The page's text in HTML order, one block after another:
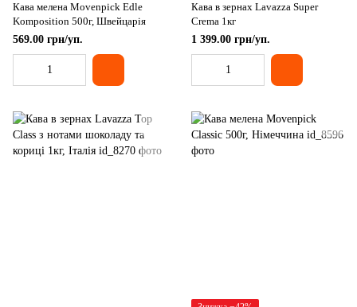
Кава мелена Movenpick Edle
Komposition 500г, Швейцарія
569.00 грн/уп.
Кава в зернах Lavazza Super
Crema 1кг
1 399.00 грн/уп.